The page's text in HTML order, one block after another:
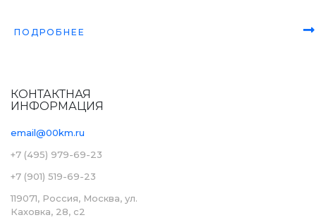
ПОДРОБНЕЕ
КОНТАКТНАЯ
ИНФОРМАЦИЯ
email@00km.ru
+7 (495) 979-69-23
+7 (901) 519-69-23
119071, Россия, Москва, ул.
Каховка, 28, с2